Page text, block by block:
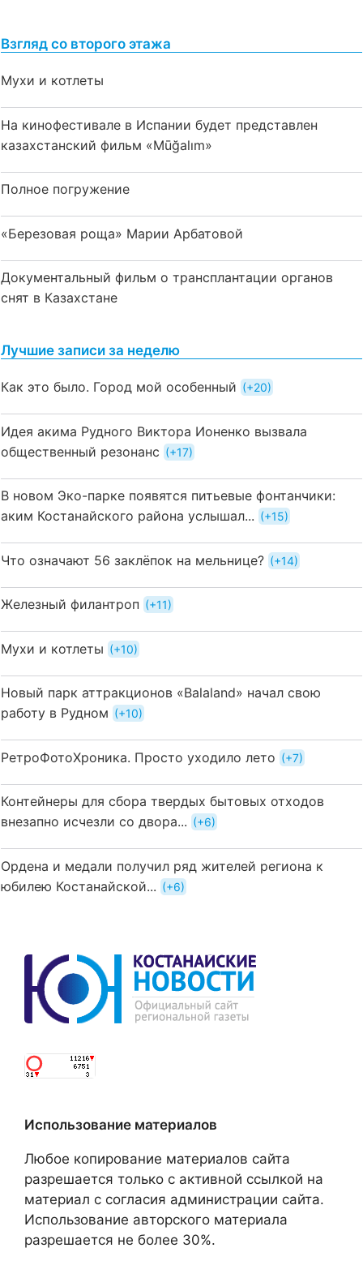
Взгляд со второго этажа
Мухи и котлеты
На кинофестивале в Испании будет представлен
казахстанский фильм «Mūğalım»
Полное погружение
«Березовая роща» Марии Арбатовой
Документальный фильм о трансплантации органов
снят в Казахстане
Лучшие записи за неделю
Как это было. Город мой особенный +20
Идея акима Рудного Виктора Ионенко вызвала
общественный резонанс
+17
В новом Эко-парке появятся питьевые фонтанчики:
аким Костанайского района услышал...
+15
Что означают 56 заклёпок на мельнице? +14
Железный филантроп +11
Мухи и котлеты +10
Новый парк аттракционов «Balaland» начал свою
работу в Рудном
+10
РетроФотоХроника. Просто уходило лето +7
Контейнеры для сбора твердых бытовых отходов
внезапно исчезли со двора...
+6
Ордена и медали получил ряд жителей региона к
юбилею Костанайской...
+6
Использование материалов
Любое копирование материалов сайта
разрешается только с активной ссылкой на
материал с согласия администрации сайта.
Использование авторского материала
разрешается не более 30%.